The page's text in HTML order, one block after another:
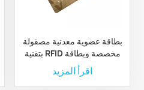
بطاقة عضوية معدنية مصقولة
بتقنية RFID مخصصة وبطاقة
عمل
اقرأ المزيد